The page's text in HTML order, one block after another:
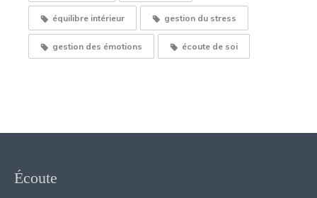
équilibre intérieur gestion du stress
gestion des émotions écoute de soi
Écoute